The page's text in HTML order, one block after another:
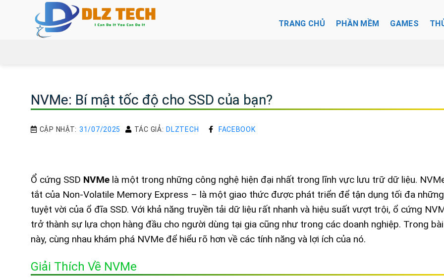
TRANG CHỦ PHẦN MỀM GAMES
NVMe: Bí mật tốc độ cho SSD của bạn?
CẬP NHẬT: 31/07/2025 TÁC GIẢ: DLZTECH FACEBOOK
Ổ cứng SSD NVMe là một trong những công nghệ hiện đại nhất trong lĩnh vực lưu trữ dữ liệu.
tắt của Non-Volatile Memory Express – là một giao thức được phát triển để tận dụng tối đa
tuyệt vời của ổ đĩa SSD. Với khả năng truyền tải dữ liệu rất nhanh và hiệu suất vượt trội, ổ cứng
trở thành sự lựa chọn hàng đầu cho người dùng tại gia cũng như trong các doanh nghiệp. Trong
này, cùng nhau khám phá NVMe để hiểu rõ hơn về các tính năng và lợi ích của nó.
Giải Thích Về NVMe